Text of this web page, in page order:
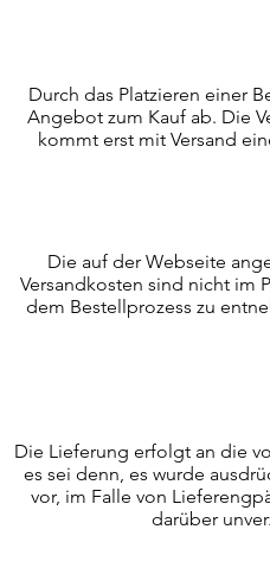
Durch das Platzieren einer
Angebot zum Kauf ab. Die
kommt erst mit Versand
Die auf der Webseite
Versandkosten sind nicht im
dem Bestellprozess zu
Die Lieferung erfolgt an die
es sei denn, es wurde
vor, im Falle von
darüber